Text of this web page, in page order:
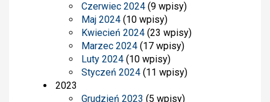
Czerwiec 2024 (9 wpisy)
Maj 2024 (10 wpisy)
Kwiecień 2024 (23 wpisy)
Marzec 2024 (17 wpisy)
Luty 2024 (10 wpisy)
Styczeń 2024 (11 wpisy)
2023
Grudzień 2023 (5 wpisy)